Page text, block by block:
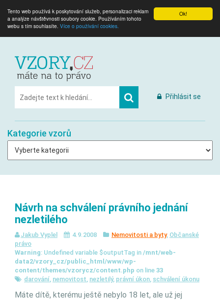
Ok!
Tento web používá k poskytování služeb, personalizaci reklam
a analýze návštěvnosti soubory cookie. Používáním tohoto
webu s tím souhlasíte. Více o používání cookies.
Přihlásit se
Kategorie vzorů
Návrh na schválení právního jednání
nezletilého
Jakub Vyplel 4.9.2008 Nemovitosti a byty, Občanské
právo
Warning: Undefined variable $outputTag in /mnt/web-
data2/vzory_cz/public_html/www/wp-
content/themes/vzorycz/content.php on line 33
darování, nemovitost, nezletilý, právní úkon, schválení úkonu
Máte dítě, kterému ještě nebylo 18 let, ale už jej